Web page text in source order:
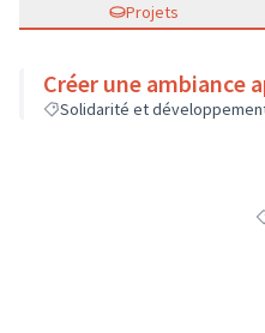
Projets
Créer une ambiance
Solidarité et